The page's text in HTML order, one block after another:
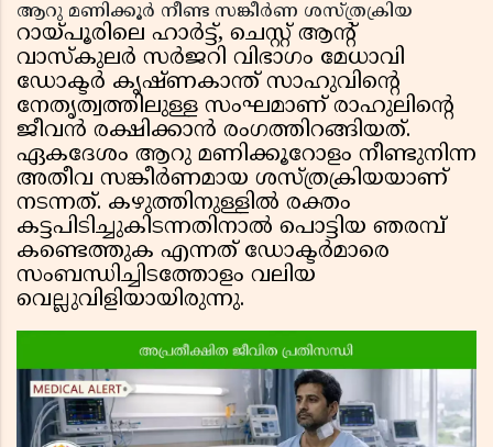
ആറു മണിക്കൂർ നീണ്ട സങ്കീർണ ശസ്ത്രക്രിയ
റായ്‌പൂരിലെ ഹാർട്ട്, ചെസ്റ്റ് ആന്റ്
വാസ്കുലർ സർജറി വിഭാഗം മേധാവി
ഡോക്ടർ കൃഷ്ണകാന്ത് സാഹുവിന്റെ
നേതൃത്വത്തിലുള്ള സംഘമാണ് രാഹുലിന്റെ
ജീവൻ രക്ഷിക്കാൻ രംഗത്തിറങ്ങിയത്.
ഏകദേശം ആറു മണിക്കൂറോളം നീണ്ടുനിന്ന
അതീവ സങ്കീർണമായ ശസ്ത്രക്രിയയാണ്
നടന്നത്. കഴുത്തിനുള്ളിൽ രക്തം
കട്ടപിടിച്ചുകിടന്നതിനാൽ പൊട്ടിയ ഞരമ്പ്
കണ്ടെത്തുക എന്നത് ഡോക്ടർമാരെ
സംബന്ധിച്ചിടത്തോളം വലിയ
വെല്ലുവിളിയായിരുന്നു.